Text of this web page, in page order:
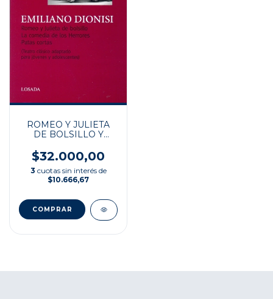
ROMEO Y JULIETA
DE BOLSILLO Y
$32.000,00
3 cuotas sin interés de
$10.666,67